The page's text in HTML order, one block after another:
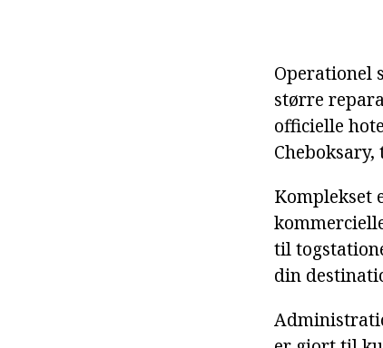
Operationel
større
officielle
Komplekset
til
din